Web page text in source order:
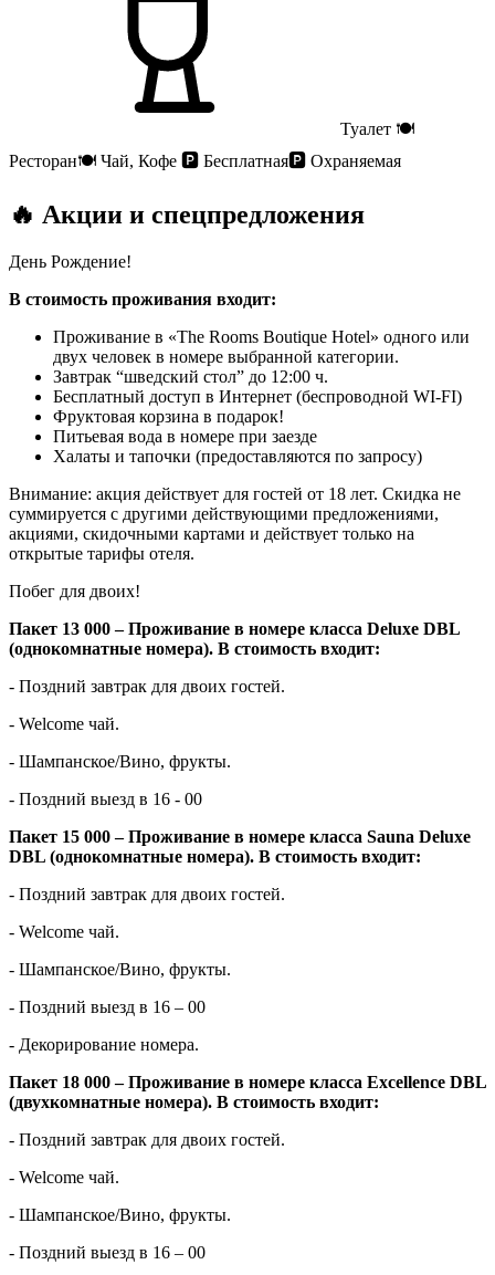
Туалет 🍽
Ресторан🍽 Чай, Кофе 🅿️ Бесплатная🅿️ Охраняемая
🔥 Акции и спецпредложения
День Рождение!
В стоимость проживания входит:
Проживание в «The Rooms Boutique Hotel» одного или
двух человек в номере выбранной категории.
Завтрак “шведский стол” до 12:00 ч.
Бесплатный доступ в Интернет (беспроводной WI-FI)
Фруктовая корзина в подарок!
Питьевая вода в номере при заезде
Халаты и тапочки (предоставляются по запросу)
Внимание: акция действует для гостей от 18 лет. Скидка не
суммируется с другими действующими предложениями,
акциями, скидочными картами и действует только на
открытые тарифы отеля.
Побег для двоих!
Пакет 13 000 – Проживание в номере класса Deluxe DBL
(однокомнатные номера). В стоимость входит:
- Поздний завтрак для двоих гостей.
- Welcome чай.
- Шампанское/Вино, фрукты.
- Поздний выезд в 16 - 00
Пакет 15 000 – Проживание в номере класса Sauna Deluxe
DBL (однокомнатные номера). В стоимость входит:
- Поздний завтрак для двоих гостей.
- Welcome чай.
- Шампанское/Вино, фрукты.
- Поздний выезд в 16 – 00
- Декорирование номера.
Пакет 18 000 – Проживание в номере класса Excellence DBL
(двухкомнатные номера). В стоимость входит:
- Поздний завтрак для двоих гостей.
- Welcome чай.
- Шампанское/Вино, фрукты.
- Поздний выезд в 16 – 00